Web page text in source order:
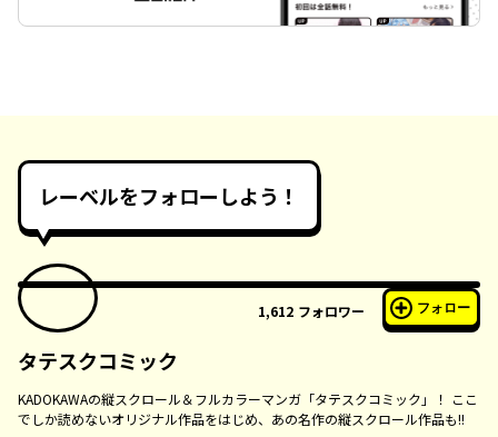
レーベルをフォローしよう！
1,612 フォロワー フォロー
タテスクコミック
KADOKAWAの縦スクロール＆フルカラーマンガ「タテスクコミック」！ ここ
でしか読めないオリジナル作品をはじめ、あの名作の縦スクロール作品も!!